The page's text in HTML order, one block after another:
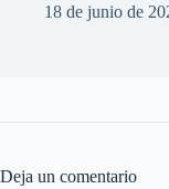
18 de junio de
Deja un comentario